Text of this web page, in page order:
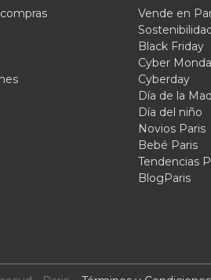
Vende en
Black Friday
Cyber
Cyberday
Día de la
Día del niño
Novios Paris
Bebé Paris
Tendencias
BlogParis